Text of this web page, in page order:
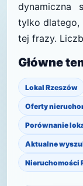
dynamiczna
tylko dlatego,
tej frazy.
Główne
Lokal Rzeszów
Oferty
Porównanie
Aktualne
Nieruchomości